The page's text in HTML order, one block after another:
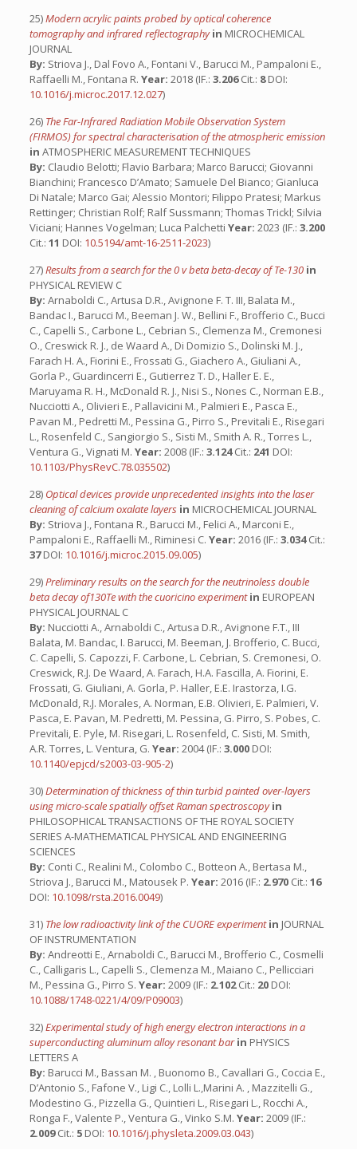
25)Modern acrylic paints probed by optical coherence
tomography and infrared reflectographyin MICROCHEMICAL
JOURNAL
By: Striova J., Dal Fovo A., Fontani V., Barucci M., Pampaloni E.,
Raffaelli M., Fontana R. Year: 2018 (IF.: 3.206Cit.: 8DOI:
10.1016/j.microc.2017.12.027)
26) The Far-Infrared Radiation Mobile Observation System
(FIRMOS) for spectral characterisation of the atmospheric emission
in ATMOSPHERIC MEASUREMENT TECHNIQUES
By: Claudio Belotti; Flavio Barbara; Marco Barucci; Giovanni
Bianchini; Francesco D’Amato; Samuele Del Bianco; Gianluca
Di Natale; Marco Gai; Alessio Montori; Filippo Pratesi; Markus
Rettinger; Christian Rolf; Ralf Sussmann; Thomas Trickl; Silvia
Viciani; Hannes Vogelman; Luca Palchetti Year: 2023 (IF.: 3.200
Cit.: 11 DOI: 10.5194/amt-16-2511-2023)
27)Results from a search for the 0 v beta beta-decay of Te-130 in
PHYSICAL REVIEW C
By: Arnaboldi C., Artusa D.R., Avignone F. T. III, Balata M.,
Bandac I., Barucci M., Beeman J. W., Bellini F., Brofferio C., Bucci
C., Capelli S., Carbone L., Cebrian S., Clemenza M., Cremonesi
O., Creswick R. J., de Waard A., Di Domizio S., Dolinski M. J.,
Farach H. A., Fiorini E., Frossati G., Giachero A., Giuliani A.,
Gorla P., Guardincerri E., Gutierrez T. D., Haller E. E.,
Maruyama R. H., McDonald R. J., Nisi S., Nones C., Norman E.B.,
Nucciotti A., Olivieri E., Pallavicini M., Palmieri E., Pasca E.,
Pavan M., Pedretti M., Pessina G., Pirro S., Previtali E., Risegari
L., Rosenfeld C., Sangiorgio S., Sisti M., Smith A. R., Torres L.,
Ventura G., Vignati M. Year: 2008 (IF.: 3.124Cit.: 241 DOI:
10.1103/PhysRevC.78.035502)
28) Optical devices provide unprecedented insights into the laser
cleaning of calcium oxalate layers in MICROCHEMICAL JOURNAL
By: Striova J., Fontana R., Barucci M., Felici A., Marconi E.,
Pampaloni E., Raffaelli M., Riminesi C. Year: 2016 (IF.: 3.034Cit.:
37DOI: 10.1016/j.microc.2015.09.005)
29)Preliminary results on the search for the neutrinoless double
beta decay of130Te with the cuoricino experimentin EUROPEAN
PHYSICAL JOURNAL C
By: Nucciotti A., Arnaboldi C., Artusa D.R., Avignone F.T., III
Balata, M. Bandac, I. Barucci, M. Beeman, J. Brofferio, C. Bucci,
C. Capelli, S. Capozzi, F. Carbone, L. Cebrian, S. Cremonesi, O.
Creswick, R.J. De Waard, A. Farach, H.A. Fascilla, A. Fiorini, E.
Frossati, G. Giuliani, A. Gorla, P. Haller, E.E. Irastorza, I.G.
McDonald, R.J. Morales, A. Norman, E.B. Olivieri, E. Palmieri, V.
Pasca, E. Pavan, M. Pedretti, M. Pessina, G. Pirro, S. Pobes, C.
Previtali, E. Pyle, M. Risegari, L. Rosenfeld, C. Sisti, M. Smith,
A.R. Torres, L. Ventura, G. Year: 2004 (IF.: 3.000 DOI:
10.1140/epjcd/s2003-03-905-2)
30)Determination of thickness of thin turbid painted over-layers
using micro-scale spatially offset Raman spectroscopyin
PHILOSOPHICAL TRANSACTIONS OF THE ROYAL SOCIETY
SERIES A-MATHEMATICAL PHYSICAL AND ENGINEERING
SCIENCES
By: Conti C., Realini M., Colombo C., Botteon A., Bertasa M.,
Striova J., Barucci M., Matousek P. Year: 2016 (IF.: 2.970 Cit.: 16
DOI: 10.1098/rsta.2016.0049)
31) The low radioactivity link of the CUORE experimentin JOURNAL
OF INSTRUMENTATION
By: Andreotti E., Arnaboldi C., Barucci M., Brofferio C., Cosmelli
C., Calligaris L., Capelli S., Clemenza M., Maiano C., Pellicciari
M., Pessina G., Pirro S. Year: 2009 (IF.: 2.102Cit.: 20 DOI:
10.1088/1748-0221/4/09/P09003)
32)Experimental study of high energy electron interactions in a
superconducting aluminum alloy resonant barin PHYSICS
LETTERS A
By: Barucci M., Bassan M. , Buonomo B., Cavallari G., Coccia E.,
D’Antonio S., Fafone V., Ligi C., Lolli L.,Marini A. , Mazzitelli G.,
Modestino G., Pizzella G., Quintieri L., Risegari L., Rocchi A.,
Ronga F., Valente P., Ventura G., Vinko S.M. Year: 2009 (IF.:
2.009Cit.: 5 DOI: 10.1016/j.physleta.2009.03.043)